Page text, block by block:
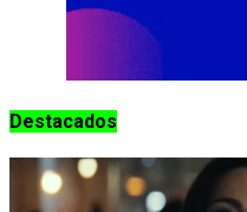
Destacados